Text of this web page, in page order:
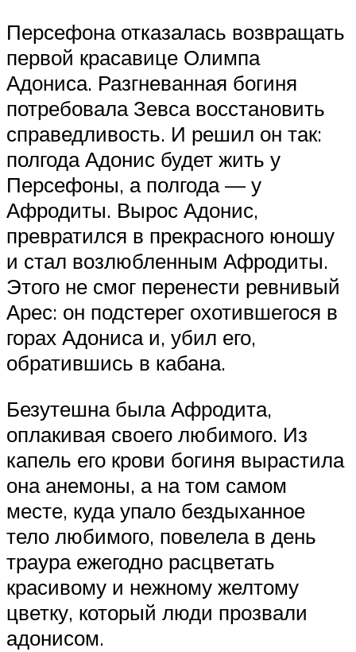
Персефона отказалась возвращать
первой красавице Олимпа
Адониса. Разгневанная богиня
потребовала Зевса восстановить
справедливость. И решил он так:
полгода Адонис будет жить у
Персефоны, а полгода — у
Афродиты. Вырос Адонис,
превратился в прекрасного юношу
и стал возлюбленным Афродиты.
Этого не смог перенести ревнивый
Арес: он подстерег охотившегося в
горах Адониса и, убил его,
обратившись в кабана.
Безутешна была Афродита,
оплакивая своего любимого. Из
капель его крови богиня вырастила
она анемоны, а на том самом
месте, куда упало бездыханное
тело любимого, повелела в день
траура ежегодно расцветать
красивому и нежному желтому
цветку, который люди прозвали
адонисом.